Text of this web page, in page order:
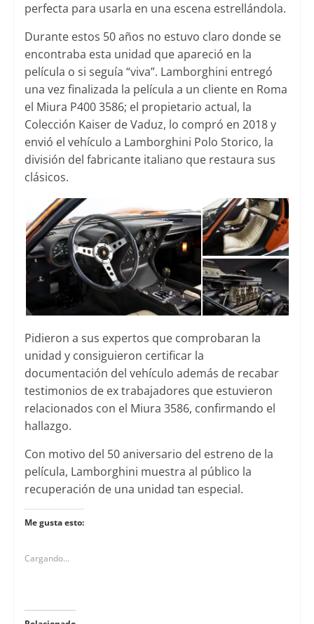
perfecta para usarla en una escena estrellándola.
Durante estos 50 años no estuvo claro donde se
encontraba esta unidad que apareció en la
película o si seguía “viva”. Lamborghini entregó
una vez finalizada la película a un cliente en Roma
el Miura P400 3586; el propietario actual, la
Colección Kaiser de Vaduz, lo compró en 2018 y
envió el vehículo a Lamborghini Polo Storico, la
división del fabricante italiano que restaura sus
clásicos.
Pidieron a sus expertos que comprobaran la
unidad y consiguieron certificar la
documentación del vehículo además de recabar
testimonios de ex trabajadores que estuvieron
relacionados con el Miura 3586, confirmando el
hallazgo.
Con motivo del 50 aniversario del estreno de la
película, Lamborghini muestra al público la
recuperación de una unidad tan especial.
Me gusta esto:
Cargando...